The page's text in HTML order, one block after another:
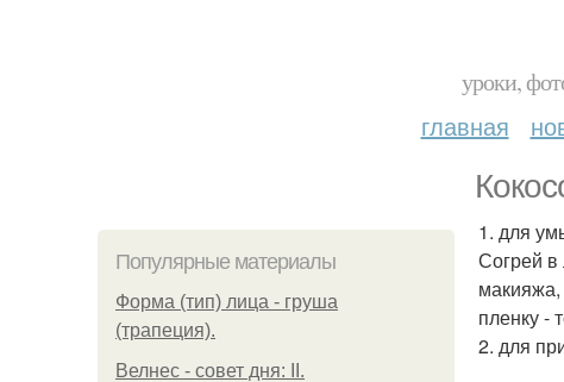
уроки,
главная
Популярные материалы
Форма (тип) лица - груша
(трапеция).
Велнес - совет дня: II.
1. для
Согрей в
пленку -
2. для